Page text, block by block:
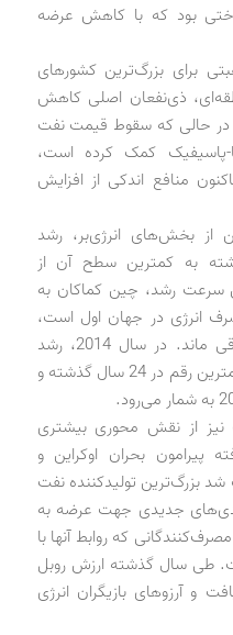
بود که با کاهش عرضه
برای بزرگ‌ترین کشورهای
ذی‌نفعان اصلی کاهش
در حالی که سقوط قیمت نفت
‌پاسیفیک کمک کرده است،
منافع اندکی از افزایش
از بخش‌های انرژی‌بر، رشد
به کمترین سطح آن از
سرعت رشد، چین کماکان به
انرژی در جهان اول است،
نقطه ثقل تقاضای انرژی جهان باقی ماند. در سال 2014، رشد
اقتصادی چین 4 /7 درصد بود که کمترین رقم در 24 سال گذشته و
نیز از نقش محوری بیشتری
پیرامون بحران اوکراین و
بزرگ‌ترین تولیدکننده نفت
جدیدی جهت عرضه به
که روابط آنها با
طی سال گذشته ارزش روبل
کاهش یافت و آرزوهای بازیگران انرژی